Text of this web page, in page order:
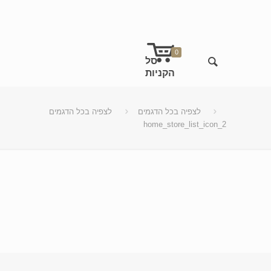
0
לצפיה בכל הדגמים
לצפיה בכל הדגמים
home_store_list_icon_2